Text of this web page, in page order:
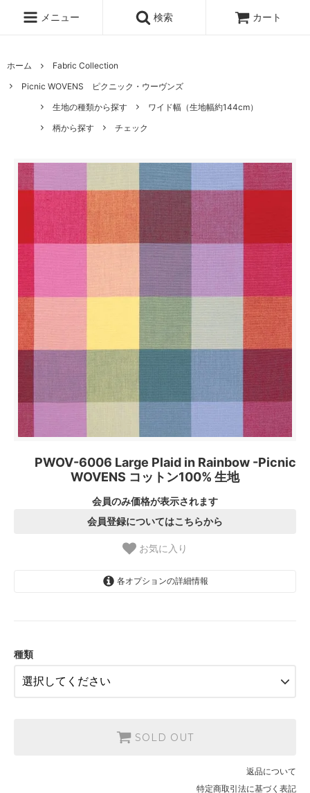
メニュー 検索 カート
ホーム
Fabric Collection
Picnic WOVENS ピクニック・ウーヴンズ
生地の種類から探す
ワイド幅（生地幅約144cm）
柄から探す
チェック
PWOV-6006 Large Plaid in Rainbow -Picnic
WOVENS コットン100% 生地
会員のみ価格が表示されます
会員登録についてはこちらから
お気に入り
各オプションの詳細情報
【2026/9/20〆10月発送予定分】
種類
SOLD OUT
返品について
特定商取引法に基づく表記